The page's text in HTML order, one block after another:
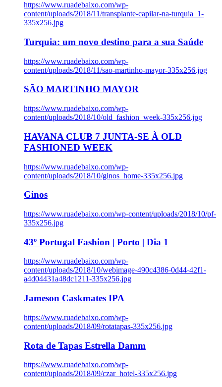
https://www.ruadebaixo.com/wp-
content/uploads/2018/11/transplante-capilar-na-turquia_1-
335x256.jpg
Turquia: um novo destino para a sua Saúde
https://www.ruadebaixo.com/wp-
content/uploads/2018/11/sao-martinho-mayor-335x256.jpg
SÃO MARTINHO MAYOR
https://www.ruadebaixo.com/wp-
content/uploads/2018/10/old_fashion_week-335x256.jpg
HAVANA CLUB 7 JUNTA-SE À OLD
FASHIONED WEEK
https://www.ruadebaixo.com/wp-
content/uploads/2018/10/ginos_home-335x256.jpg
Ginos
https://www.ruadebaixo.com/wp-content/uploads/2018/10/pf-
335x256.jpg
43º Portugal Fashion | Porto | Dia 1
https://www.ruadebaixo.com/wp-
content/uploads/2018/10/webimage-490c4386-0d44-42f1-
a4d04431a48dc1211-335x256.jpg
Jameson Caskmates IPA
https://www.ruadebaixo.com/wp-
content/uploads/2018/09/rotatapas-335x256.jpg
Rota de Tapas Estrella Damm
https://www.ruadebaixo.com/wp-
content/uploads/2018/09/czar_hotel-335x256.jpg